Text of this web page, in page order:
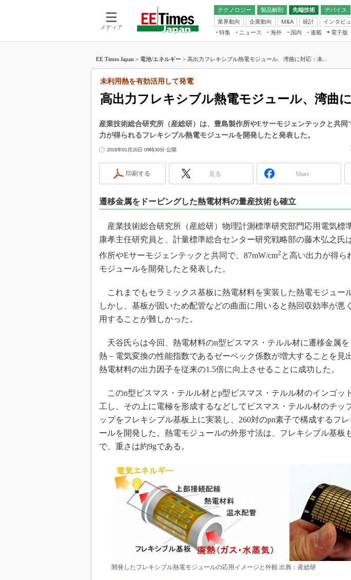
メディア
テクノロジー 製品解剖
先端技術
電池／エネルギー
デバイス
アナログ
マイコン
業界動向
企業動向 M&A 統計 インタビ
フィジカルAI
読者調査（EE Times
電源設計（EDN Japan
エレクトロニクス入門
特集 ニュース 海外 国内
連載
福田昭のデバイス通信
大山聡の業界スコープ
リタイア直前エンジニアの社会人大
学漂流記
踊るバズワード ～Behind the
Buzzword
で起こること
“異端児エンジニア”が仕掛けた社内
改革、執念の180日
イノベーションは日本を救うのか
JASA発IoT通信
IHSアナリスト「未来展望」
電子版
電子ブックレット
EE Times Japan > 電池/エネルギー > 高出力フレキシブル熱電モジュール、湾曲に対応：未...
高出力フレキシブル熱電モジュール、湾曲
未利用熱を有効活用して発電
産業技術総合研究所（産総研）は、豊島製作所やEサーモジェンテックと共同
力が得られるフレキシブル熱電モジュールを開発したと発表した。
2018年01月26日 09時30分 公開
印刷する 見る Share
遷移金属をドーピングした熱電材料の量産技術も確立
産業技術総合研究所（産総研）物理計測標準研究部門応用電気標
康孝主任研究員と、計量標準総合センター研究戦略部の藤木弘之氏
作所やEサーモジェンテックと共同で、87mW/cm2 と高い出力が得ら
モジュールを開発したと発表した。
これまでもセラミックス基板に熱電材料を実装した熱電モジュー
しかし、基板が固いため配管などの曲面に用いると熱回収効率が悪
用することが難しかった。
天谷氏らは今回、熱電材料のn型ビスマス・テルル材に遷移金属を
熱－電気変換の性能指数であるゼーベック係数が増大することを見
熱電材料の出力因子を従来の1.5倍に向上させることに成功した。
このn型ビスマス・テルル材とp型ビスマス・テルル材のインゴッ
工し、その上に電極を形成するなどしてビスマス・テルル材のチッ
ップをフレキシブル基板上に実装し、260対のpn素子で構成するフ
ールを開発した。熱電モジュールの外形寸法は、フレキシブル基板
で、重さは約9gである。
開発したフレキシブル熱電モジュールの応用イメージと外観 出典：産総研